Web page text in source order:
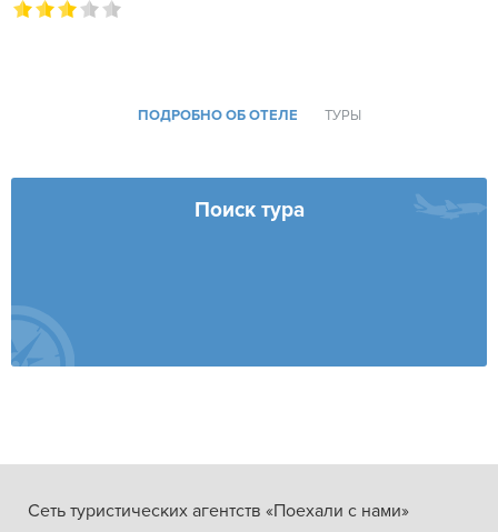
ПОДРОБНО ОБ ОТЕЛЕ ТУРЫ
Поиск тура
Сеть туристических агентств «Поехали с нами»